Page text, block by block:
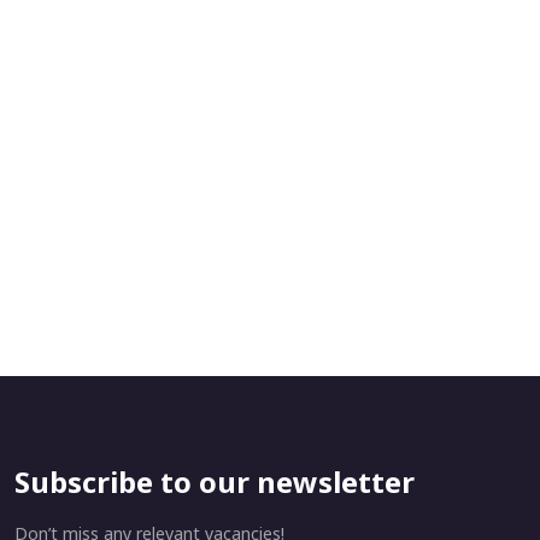
Subscribe to our newsletter
Don’t miss any relevant vacancies!